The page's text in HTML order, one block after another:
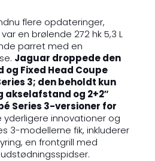
flere opdateringer,
en brølende 272 hk 5,3 L
parret med en
Jaguar droppede den
Fixed Head Coupe
3; den beholdt kun
og 2+2″
Series 3-versioner for
yderligere innovationer og
3-modellerne fik, inkluderer
en frontgrill med